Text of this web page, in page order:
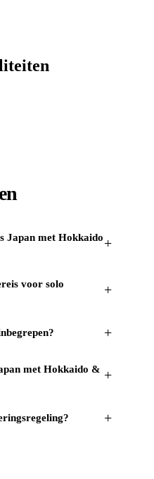
Japan met Hokkaido+
voor solo
+
+
met Hokkaido & +
+